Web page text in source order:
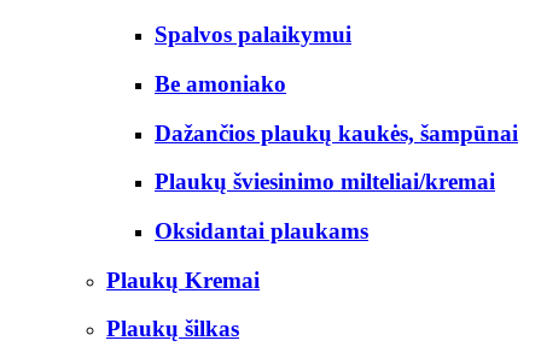
Spalvos palaikymui
Be amoniako
Dažančios plaukų kaukės, šampūnai
Plaukų šviesinimo milteliai/kremai
Oksidantai plaukams
Plaukų Kremai
Plaukų šilkas